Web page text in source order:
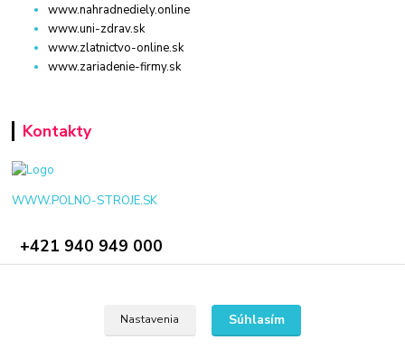
www.nahradnediely.online
www.uni-zdrav.sk
www.zlatnictvo-online.sk
www.zariadenie-firmy.sk
Kontakty
WWW.POLNO-STROJE.SK
+421 940 949 000
Nastavenia Súhlasím